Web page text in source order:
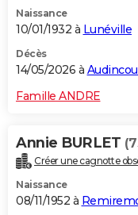
Naissance
10/01/1932 à Lunéville
Décès
14/05/2026 à
Famille ANDRE
Annie BURLET
Créer une cagnotte
Naissance
08/11/1952 à